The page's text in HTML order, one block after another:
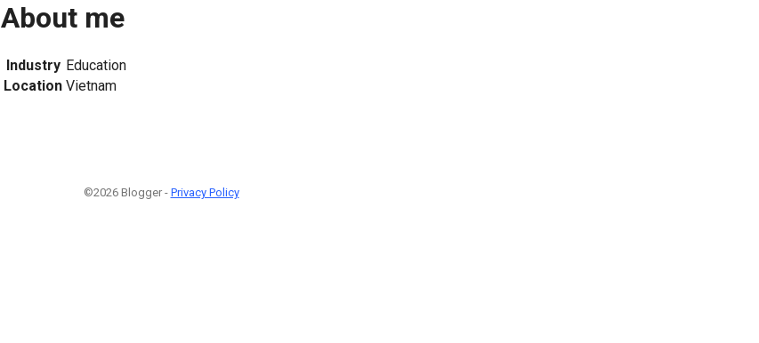
About me
Industry Education
Location Vietnam
©2026 Blogger - Privacy Policy